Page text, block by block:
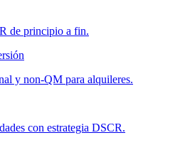
de principio a fin.
y non-QM para alquileres.
con estrategia DSCR.